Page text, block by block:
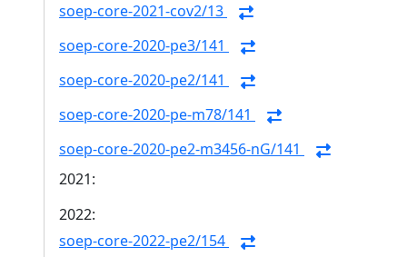
soep-core-2021-cov2/13
soep-core-2020-pe3/141
soep-core-2020-pe2/141
soep-core-2020-pe-m78/141
soep-core-2020-pe2-m3456-nG/141
2021:
2022:
soep-core-2022-pe2/154